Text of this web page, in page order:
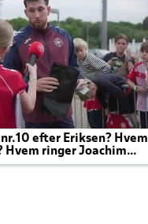
efter Eriksen? Hvem
Hvem ringer Joachim